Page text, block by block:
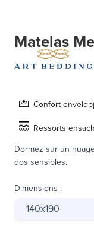
Matelas
Confort
Ressorts
Dormez sur un
dos sensibles.
Dimensions :
140x190